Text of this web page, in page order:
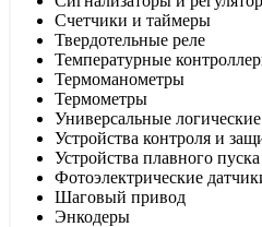
Счетчики и таймеры
Твердотельные реле
Температурные
Термоманометры
Термометры
Универсальные
Устройства контроля и
Устройства плавного пуска
Фотоэлектрические
Шаговый привод
Энкодеры